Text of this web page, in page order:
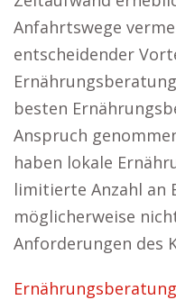
Anfahrtswege
entscheidender
besten
Anspruch
haben lokale
limitierte Anzahl an
möglicherweise
Anforderungen des